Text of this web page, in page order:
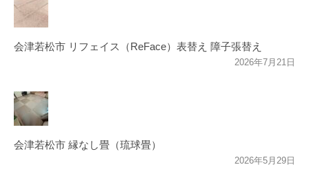
会津若松市 リフェイス（ReFace）表替え 障子張替え
2026年7月21日
会津若松市 縁なし畳（琉球畳）
2026年5月29日